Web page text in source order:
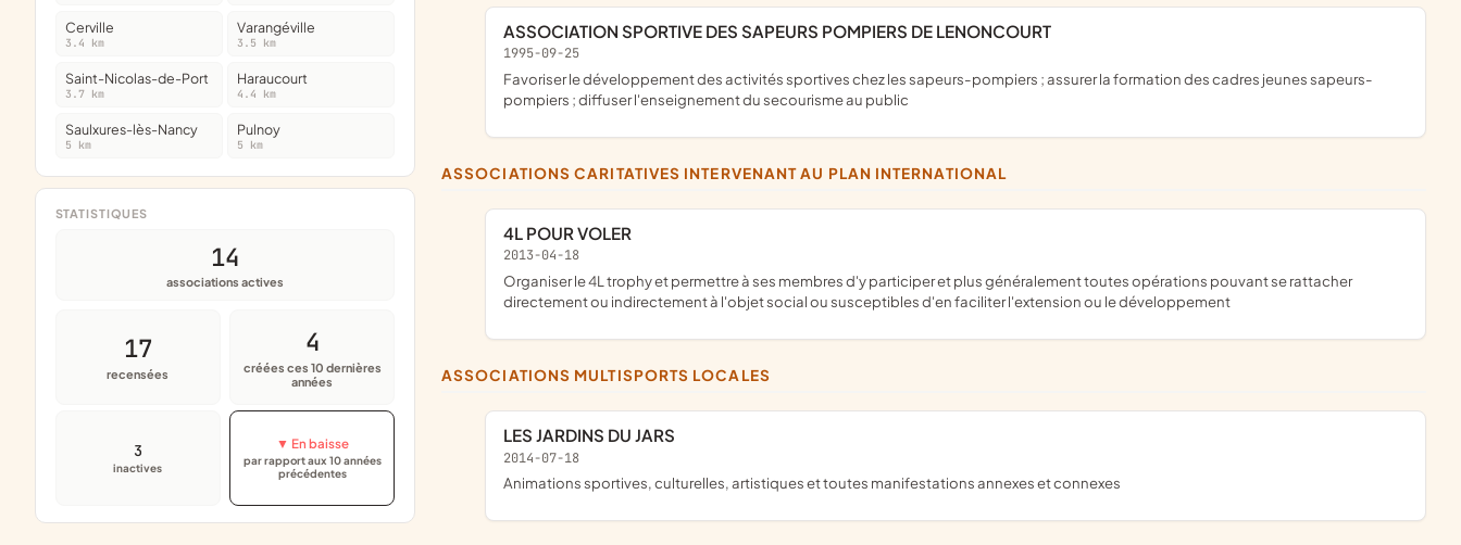
STATISTIQUES
14
associations actives
17
recensées
4
créées ces 10 dernières
années
3
inactives
▼ En baisse
par rapport aux 10 années
précédentes
ASSOCIATION SPORTIVE DES SAPEURS POMPIERS DE LENONCOURT
1995-09-25
favoriser le développement des activités sportives chez les sapeurs-pompiers ; assurer la formation des cadres jeunes sapeurs-
pompiers ; diffuser l'enseignement du secourisme au public
ASSOCIATIONS CARITATIVES INTERVENANT AU PLAN INTERNATIONAL
4L POUR VOLER
2013-04-18
organiser le 4L trophy et permettre à ses membres d'y participer et plus généralement toutes opérations pouvant se rattacher
directement ou indirectement à l'objet social ou susceptibles d'en faciliter l'extension ou le développement
ASSOCIATIONS MULTISPORTS LOCALES
LES JARDINS DU JARS
2014-07-18
animations sportives, culturelles, artistiques et toutes manifestations annexes et connexes
Cerville
3.4 km
Varangéville
3.5 km
Saint-Nicolas-de-Port
3.7 km
Haraucourt
4.4 km
Saulxures-lès-Nancy
5 km
Pulnoy
5 km